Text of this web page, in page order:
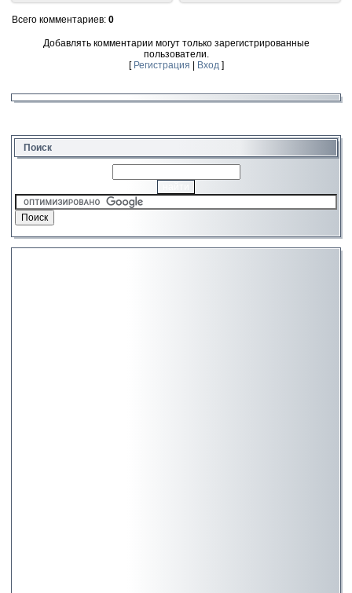
Всего комментариев: 0
Добавлять комментарии могут только зарегистрированные
пользователи.
[ Регистрация Вход]
Поиск